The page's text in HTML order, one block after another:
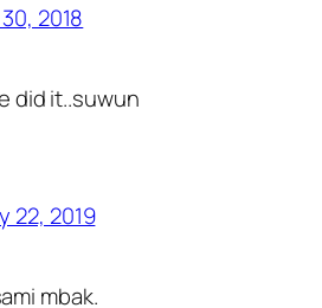
2018
did it..suwun
22, 2019
mbak.